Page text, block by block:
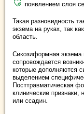
появлением слоя
Такая разновидность
экзема на руках, так
область.
Сикозиформная экзема
сопровождается
которые дополняются
выделением
Посттравматическая
клинические признаки,
или ссадин.